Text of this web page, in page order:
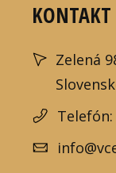
KONTAKT
Zelená
Telefón: